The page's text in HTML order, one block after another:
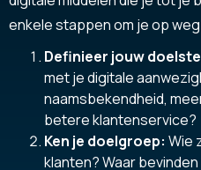
enkele stappen om je op
Definieer jouw
met je digitale
naamsbekendheid,
betere klantenservice?
Ken je doelgroep: Wie
klanten? Waar